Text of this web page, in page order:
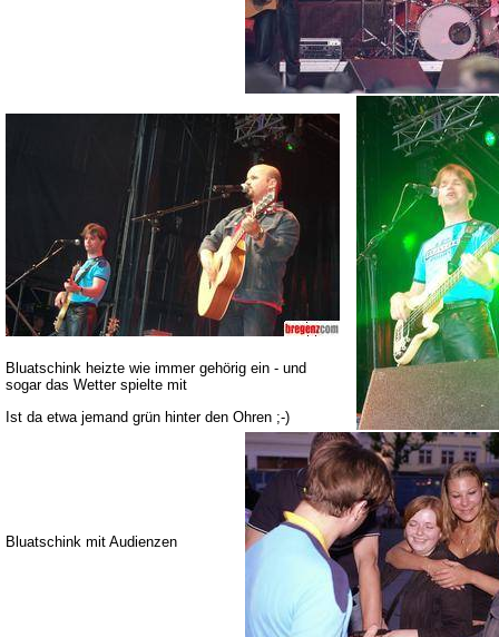
Bluatschink heizte wie immer gehörig ein - und
sogar das Wetter spielte mit
Ist da etwa jemand grün hinter den Ohren ;-)
Bluatschink mit Audienzen